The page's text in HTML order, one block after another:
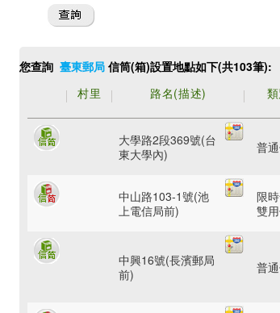
您查詢 臺東郵局 信筒(箱)設置地點如下(共103筆):
村里
路名(描述)
大學路2段369號(台
東大學內)
普
中山路103-1號(池
上電信局前)
限
雙
中興16號(長濱郵局
前)
普